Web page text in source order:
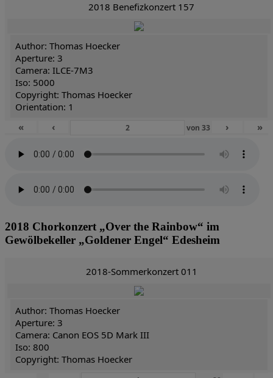
2018 Benefizkonzert 157
Author: Thomas Hoecker
Aperture: 3
Camera: ILCE-7M3
Iso: 5000
Copyright: Thomas Hoecker
Orientation: 1
«
‹ von33 › »
2018 Chorkonzert „Over the Rainbow“ im
Gewölbekeller „Goldener Engel“ Edesheim
2018-Sommerkonzert 011
Author: Thomas Hoecker
Aperture: 3
Camera: Canon EOS 5D Mark III
Iso: 800
Copyright: Thomas Hoecker